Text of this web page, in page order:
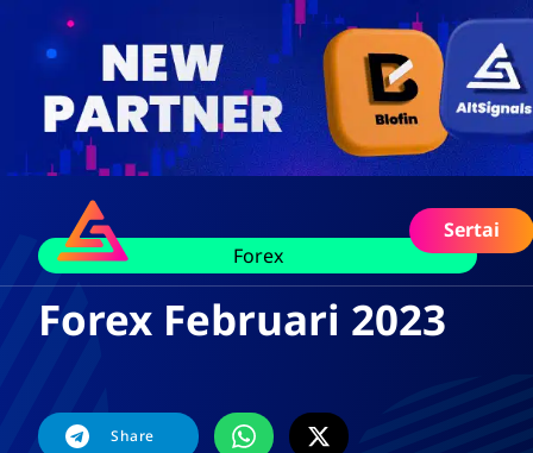
Sertai
Forex
Forex Februari 2023
Share